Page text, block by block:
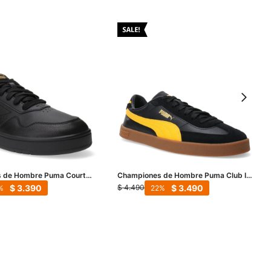
de Hombre Puma Court
- Dorado
$3.390
Championes de Hombre Puma Club II
Era - Negro - Amarillo
$ 4.490 $3.490
22